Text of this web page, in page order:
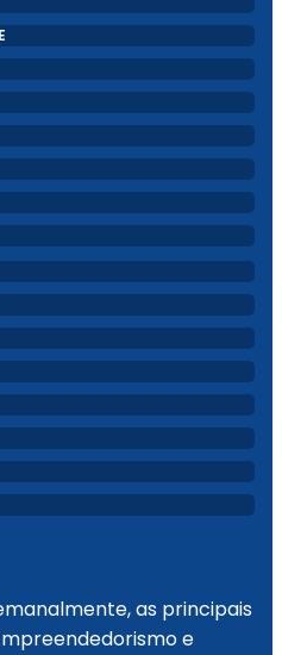
podem levar uma
no Google Cloud
como palestrante
as principais
e